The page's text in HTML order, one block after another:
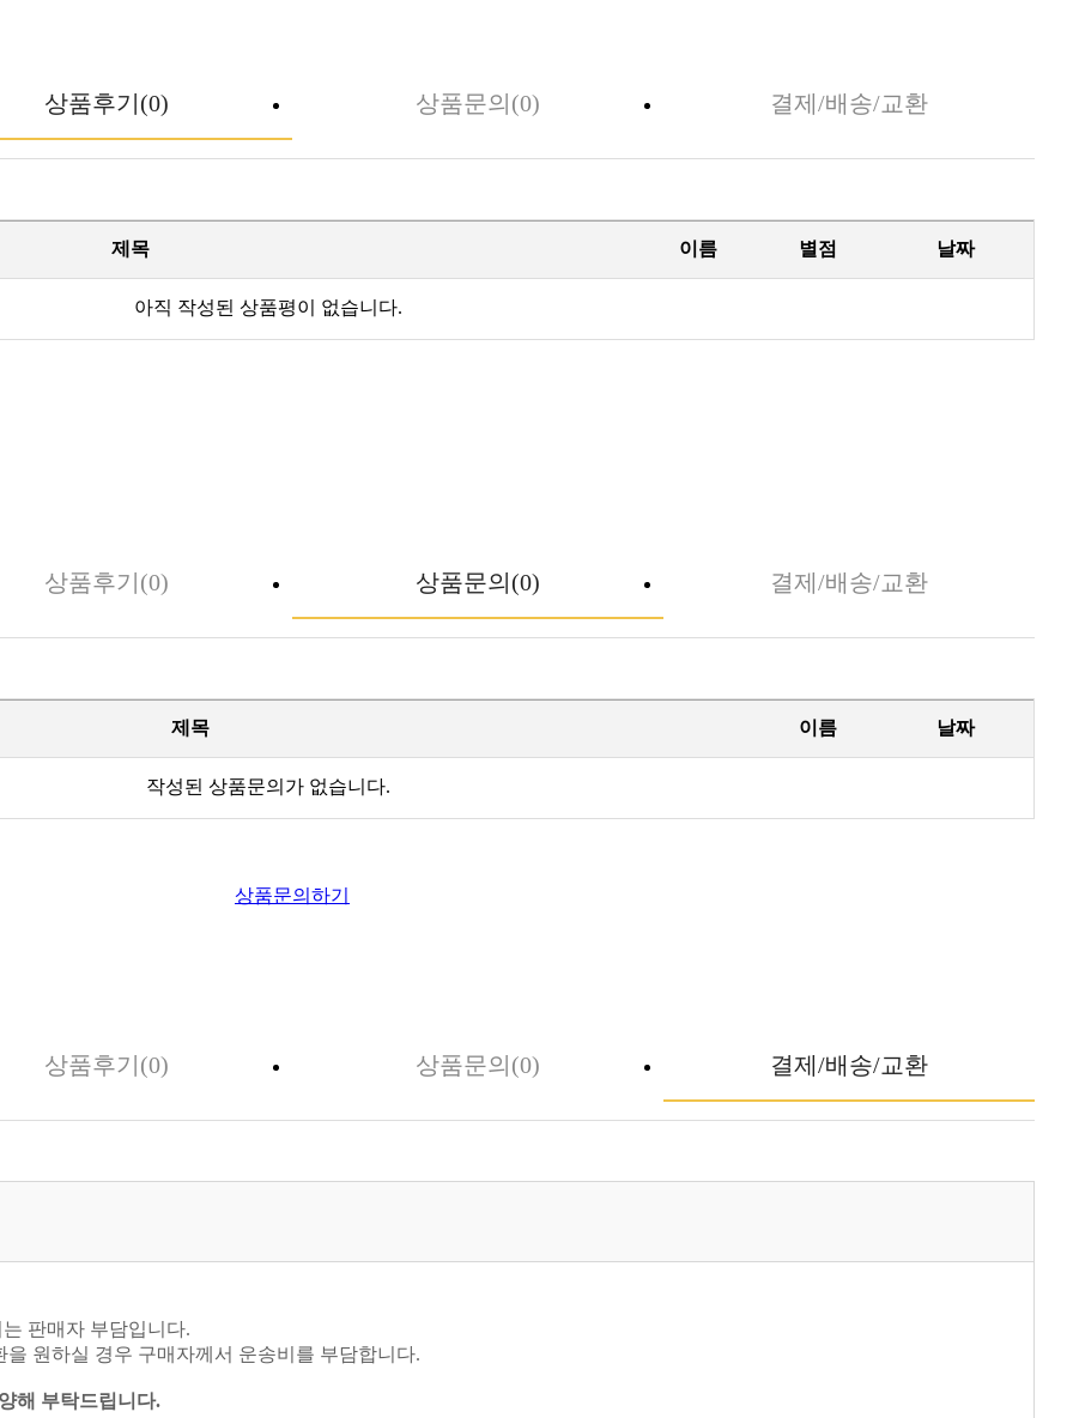
상품후기(0) 상품문의(0) 결제/배송/교환
제목 이름 별점 날짜
아직 작성된 상품평이 없습니다.
상품후기(0) 상품문의(0) 결제/배송/교환
제목 이름 날짜
작성된 상품문의가 없습니다.
상품문의하기
상품후기(0) 상품문의(0) 결제/배송/교환
판매자 부담입니다.
원하실 경우 구매자께서 운송비를 부담합니다.
해 부탁드립니다.